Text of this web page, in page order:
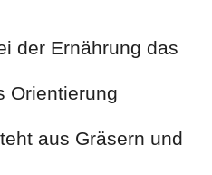
der Ernährung das
Orientierung
aus Gräsern und